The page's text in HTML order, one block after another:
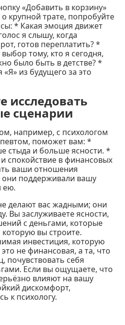
«Добавить в корзину»
крупной трате, попробуйте
* Какая эмоция движет
я слышу, когда
готов переплатить? *
тому, кто я сегодня,
было быть в детстве? *
из будущего за это
исследовать
сценарии
например, с психологом
поможет вам: *
стыда и больше ясности. *
спокойствие в финансовых
ваши отношения
они поддерживали вашу
ею.
делают вас жадными; они
Вы заслуживаете ясности,
с деньгами, которые
вы строите.
инвестиция, которую
не финансовая, а та, что
почувствовать себя
Если вы ощущаете, что
влияют на вашу
дискомфорт,
к психологу.